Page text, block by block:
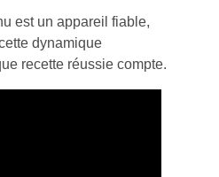
est un appareil fiable,
dynamique
recette réussie compte.